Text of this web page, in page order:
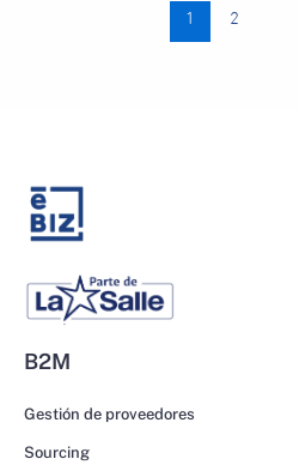
1 2
B2M
Gestión de proveedores
Sourcing